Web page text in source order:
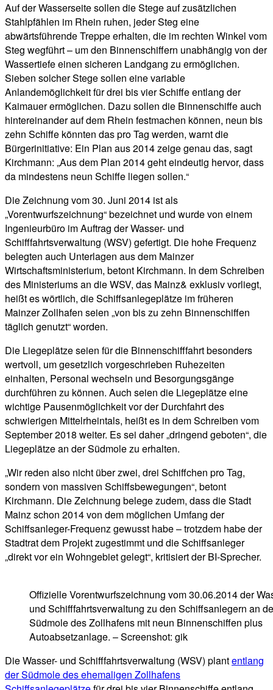
Auf der Wasserseite sollen die Stege auf zusätzlichen
Stahlpfählen im Rhein ruhen, jeder Steg eine
abwärtsführende Treppe erhalten, die im rechten Winkel vom
Steg wegführt – um den Binnenschiffern unabhängig von der
Wassertiefe einen sicheren Landgang zu ermöglichen.
Sieben solcher Stege sollen eine variable
Anlandemöglichkeit für drei bis vier Schiffe entlang der
Kaimauer ermöglichen. Dazu sollen die Binnenschiffe auch
hintereinander auf dem Rhein festmachen können, neun bis
zehn Schiffe könnten das pro Tag werden, warnt die
Bürgerinitiative: Ein Plan aus 2014 zeige genau das, sagt
Kirchmann: „Aus dem Plan 2014 geht eindeutig hervor, dass
da mindestens neun Schiffe liegen sollen.“
Die Zeichnung vom 30. Juni 2014 ist als
„Vorentwurfszeichnung“ bezeichnet und wurde von einem
Ingenieurbüro im Auftrag der Wasser- und
Schifffahrtsverwaltung (WSV) gefertigt. Die hohe Frequenz
belegten auch Unterlagen aus dem Mainzer
Wirtschaftsministerium, betont Kirchmann. In dem Schreiben
des Ministeriums an die WSV, das Mainz& exklusiv vorliegt,
heißt es wörtlich, die Schiffsanlegeplätze im früheren
Mainzer Zollhafen seien „von bis zu zehn Binnenschiffen
täglich genutzt“ worden.
Die Liegeplätze seien für die Binnenschifffahrt besonders
wertvoll, um gesetzlich vorgeschrieben Ruhezeiten
einhalten, Personal wechseln und Besorgungsgänge
durchführen zu können. Auch seien die Liegeplätze eine
wichtige Pausenmöglichkeit vor der Durchfahrt des
schwierigen Mittelrheintals, heißt es in dem Schreiben vom
September 2018 weiter. Es sei daher „dringend geboten“, die
Liegeplätze an der Südmole zu erhalten.
„Wir reden also nicht über zwei, drei Schiffchen pro Tag,
sondern von massiven Schiffsbewegungen“, betont
Kirchmann. Die Zeichnung belege zudem, dass die Stadt
Mainz schon 2014 von dem möglichen Umfang der
Schiffsanleger-Frequenz gewusst habe – trotzdem habe der
Stadtrat dem Projekt zugestimmt und die Schiffsanleger
„direkt vor ein Wohngebiet gelegt“, kritisiert der BI-Sprecher.
Offizielle Vorentwurfszeichnung vom 30.06.2014 der
und Schifffahrtsverwaltung zu den Schiffsanlegern an
Südmole des Zollhafens mit neun Binnenschiffen plus
Autoabsetzanlage. – Screenshot: gik
Die Wasser- und Schifffahrtsverwaltung (WSV) plantentlang
der Südmole des ehemaligen Zollhafens